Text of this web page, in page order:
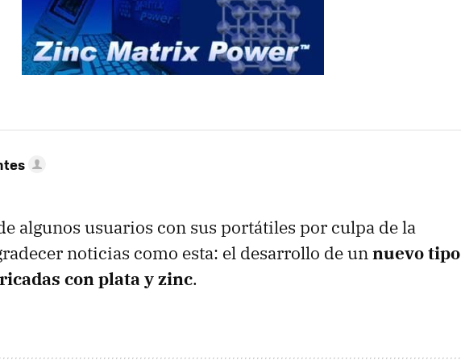
algunos usuarios con sus portátiles por culpa de la
noticias como esta: el desarrollo de unnuevo tipo
con plata y zinc.